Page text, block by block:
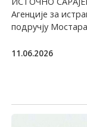
Агенције за
подручју
11.06.2026